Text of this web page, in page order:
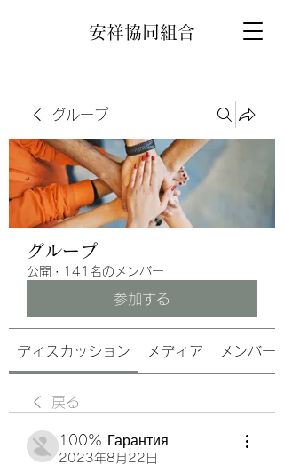
安祥協同組合
グループ
グループ
公開 · 141名のメンバー
参加する
ディスカッション メディア メンバー
戻る
100% Гарантия
2023年8月22日